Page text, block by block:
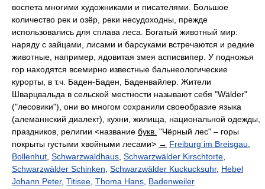
воспета многими художниками и писателями. Большое
количество рек и озёр, реки несудоходны, прежде
использовались для сплава леса. Богатый животный мир:
наряду с зайцами, лисами и барсуками встречаются и редкие
животные, например, ядовитая змея асписвипер. У подножья
гор находятся всемирно известные бальнеологические
курорты, в т.ч. Баден-Баден, Баденвайлер. Жители
Шварцвальда в сельской местности называют себя "Wälder"
("лесовики"), они во многом сохранили своеобразие языка
(алеманнский диалект), кухни, жилища, национальной одежды,
праздников, религии <название букв. "Чёрный лес" – горы
покрыты густыми хвойными лесами> → Freiburg im Breisgau
Bollenhut Schwarzwaldhaus Schwarzwälder Kirschtorte
Schwarzwälder Schinken Schwarzwälder Kuckucksuhr, Hebel
Johann Peter, Titisee Thoma Hans Badenweiler